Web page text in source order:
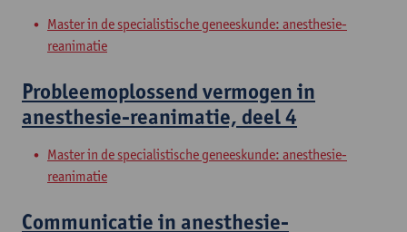
Master in de specialistische geneeskunde: anesthesie-
reanimatie
Probleemoplossend vermogen in
anesthesie-reanimatie, deel 4
Master in de specialistische geneeskunde: anesthesie-
reanimatie
Communicatie in anesthesie-